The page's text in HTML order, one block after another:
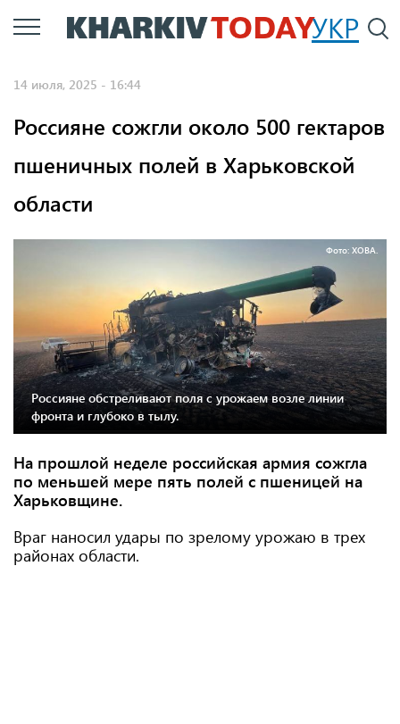
Перейти
к
УКР
14 июля, 2025 - 16:44
Россияне сожгли около 500 гектаров
пшеничных полей в Харьковской
области
Фото: ХОВА.
Россияне обстреливают поля с урожаем возле линии
фронта и глубоко в тылу.
На прошлой неделе российская армия сожгла
по меньшей мере пять полей с пшеницей на
Харьковщине.
Враг наносил удары по зрелому урожаю в трех
районах области.